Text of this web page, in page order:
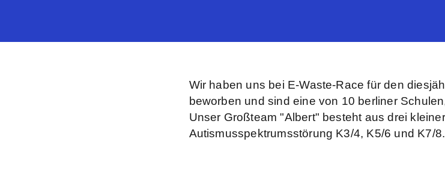
Wir haben uns bei E-Waste-Race für den
beworben und sind eine von 10 berliner
Unser Großteam "Albert" besteht aus drei
Autismusspektrumsstörung K3/4, K5/6 und K7/8.